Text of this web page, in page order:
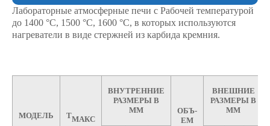
Лабораторные атмосферные печи с Рабочей температурой
до 1400 °С, 1500 °С, 1600 °С, в которых используются
нагреватели в виде стержней из карбида кремния.
МОДЕЛЬ ТМАКС
ВНУТРЕННИЕ
РАЗМЕРЫ В
ММ
ОБЪ-
ЕМ
ВНЕШНИЕ
РАЗМЕРЫ В
ММ